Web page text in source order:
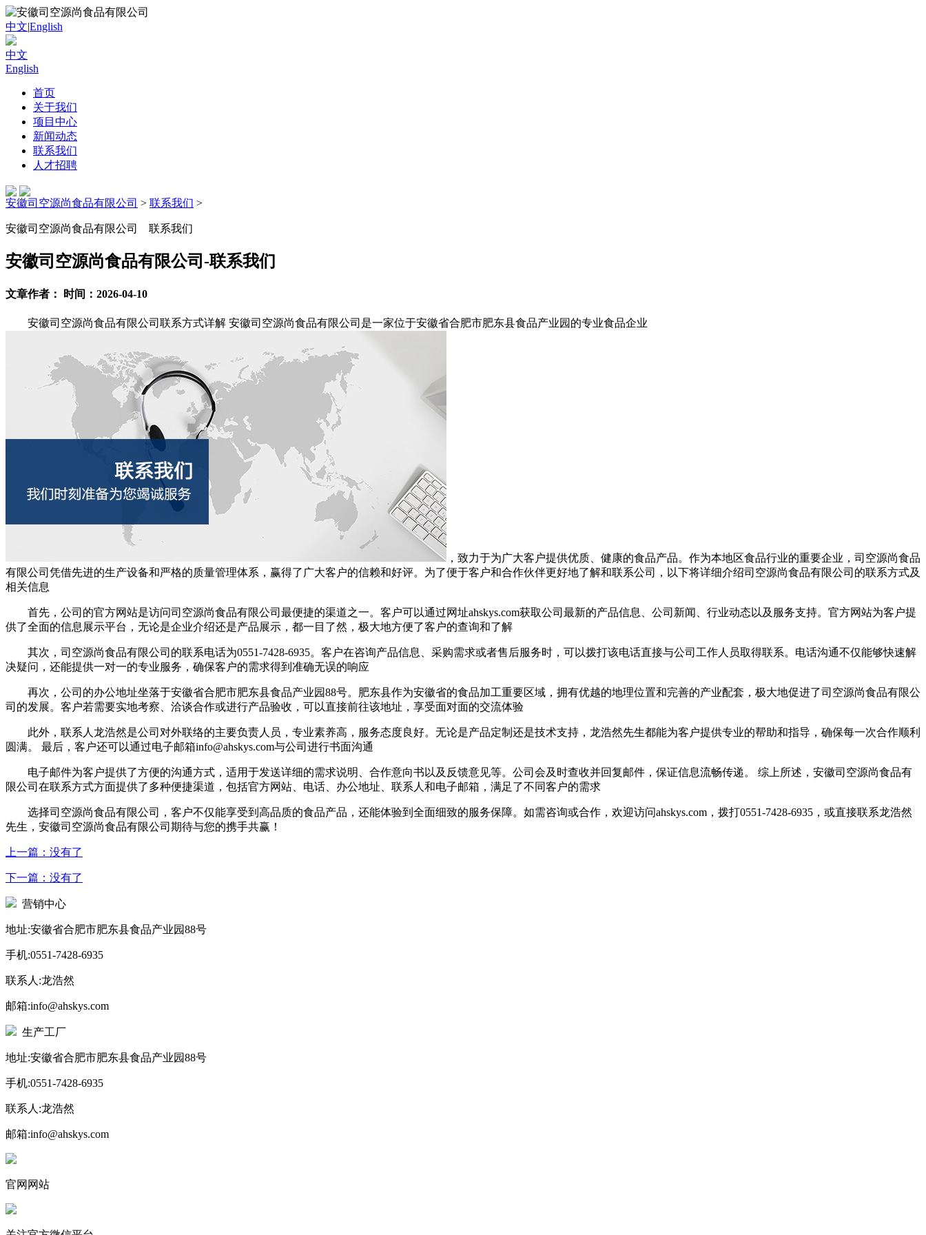
中文|English
中文
English
首页
关于我们
项目中心
新闻动态
联系我们
人才招聘
安徽司空源尚食品有限公司 > 联系我们 >
安徽司空源尚食品有限公司 联系我们
安徽司空源尚食品有限公司-联系我们
文章作者： 时间：2026-04-10
安徽司空源尚食品有限公司联系方式详解 安徽司空源尚食品有限公司是一家位于安徽省合肥市肥东县食品产业园的专业食品企业
，致力于为广大客户提供优质、健康的食品产品。作为本地区食品行业的重要企业，司空源尚食品
有限公司凭借先进的生产设备和严格的质量管理体系，赢得了广大客户的信赖和好评。为了便于客户和合作伙伴更好地了解和联系公司，以下将详细介绍司空源尚食品有限公司的联系方式及
相关信息
首先，公司的官方网站是访问司空源尚食品有限公司最便捷的渠道之一。客户可以通过网址ahskys.com获取公司最新的产品信息、公司新闻、行业动态以及服务支持。官方网站为客户提
供了全面的信息展示平台，无论是企业介绍还是产品展示，都一目了然，极大地方便了客户的查询和了解
其次，司空源尚食品有限公司的联系电话为0551-7428-6935。客户在咨询产品信息、采购需求或者售后服务时，可以拨打该电话直接与公司工作人员取得联系。电话沟通不仅能够快速解
决疑问，还能提供一对一的专业服务，确保客户的需求得到准确无误的响应
再次，公司的办公地址坐落于安徽省合肥市肥东县食品产业园88号。肥东县作为安徽省的食品加工重要区域，拥有优越的地理位置和完善的产业配套，极大地促进了司空源尚食品有限公
司的发展。客户若需要实地考察、洽谈合作或进行产品验收，可以直接前往该地址，享受面对面的交流体验
此外，联系人龙浩然是公司对外联络的主要负责人员，专业素养高，服务态度良好。无论是产品定制还是技术支持，龙浩然先生都能为客户提供专业的帮助和指导，确保每一次合作顺利
圆满。 最后，客户还可以通过电子邮箱info@ahskys.com与公司进行书面沟通
电子邮件为客户提供了方便的沟通方式，适用于发送详细的需求说明、合作意向书以及反馈意见等。公司会及时查收并回复邮件，保证信息流畅传递。 综上所述，安徽司空源尚食品有
限公司在联系方式方面提供了多种便捷渠道，包括官方网站、电话、办公地址、联系人和电子邮箱，满足了不同客户的需求
选择司空源尚食品有限公司，客户不仅能享受到高品质的食品产品，还能体验到全面细致的服务保障。如需咨询或合作，欢迎访问ahskys.com，拨打0551-7428-6935，或直接联系龙浩然
先生，安徽司空源尚食品有限公司期待与您的携手共赢！
上一篇：没有了
下一篇：没有了
营销中心
地址:安徽省合肥市肥东县食品产业园88号
手机:0551-7428-6935
联系人:龙浩然
邮箱:info@ahskys.com
生产工厂
地址:安徽省合肥市肥东县食品产业园88号
手机:0551-7428-6935
联系人:龙浩然
邮箱:info@ahskys.com
官网网站